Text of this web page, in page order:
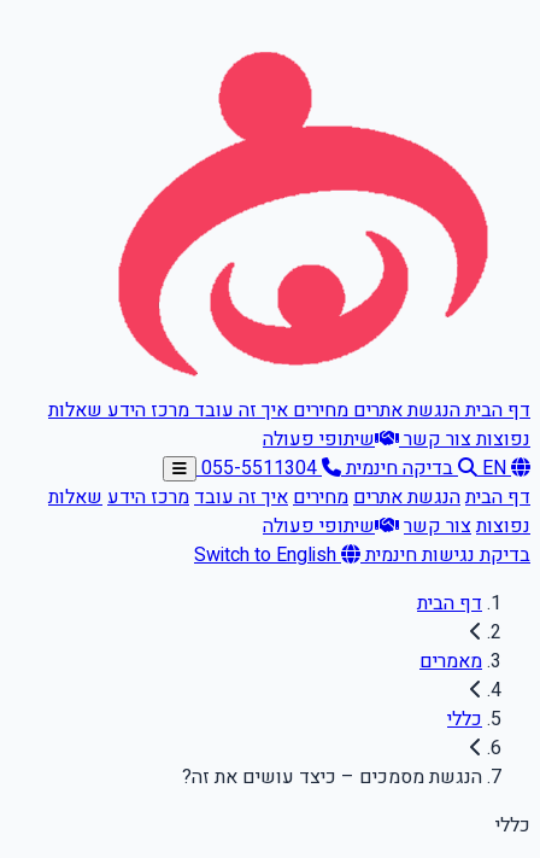
דף הביתהנגשת אתריםמחיריםאיך זה עובדמרכז הידעשאלות
נפוצותצור קשר
שיתופי פעולה
EN
בדיקה חינמית
055-5511304
דף הביתהנגשת אתריםמחיריםאיך זה עובדמרכז הידעשאלות
נפוצותצור קשר
שיתופי פעולה
בדיקת נגישות חינמית
Switch to English
דף הבית
מאמרים
כללי
הנגשת מסמכים – כיצד עושים את זה?
כללי